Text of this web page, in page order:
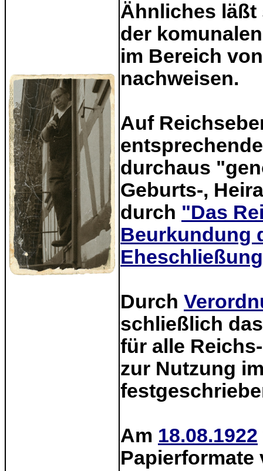
Ähnliches läßt
der
im Bereich
nachweisen.
Auf
durchaus
Geburts-,
durch "Das
Beurkundung
Durch
schließlich
für alle
zur Nutzung
Am 18.08.1922